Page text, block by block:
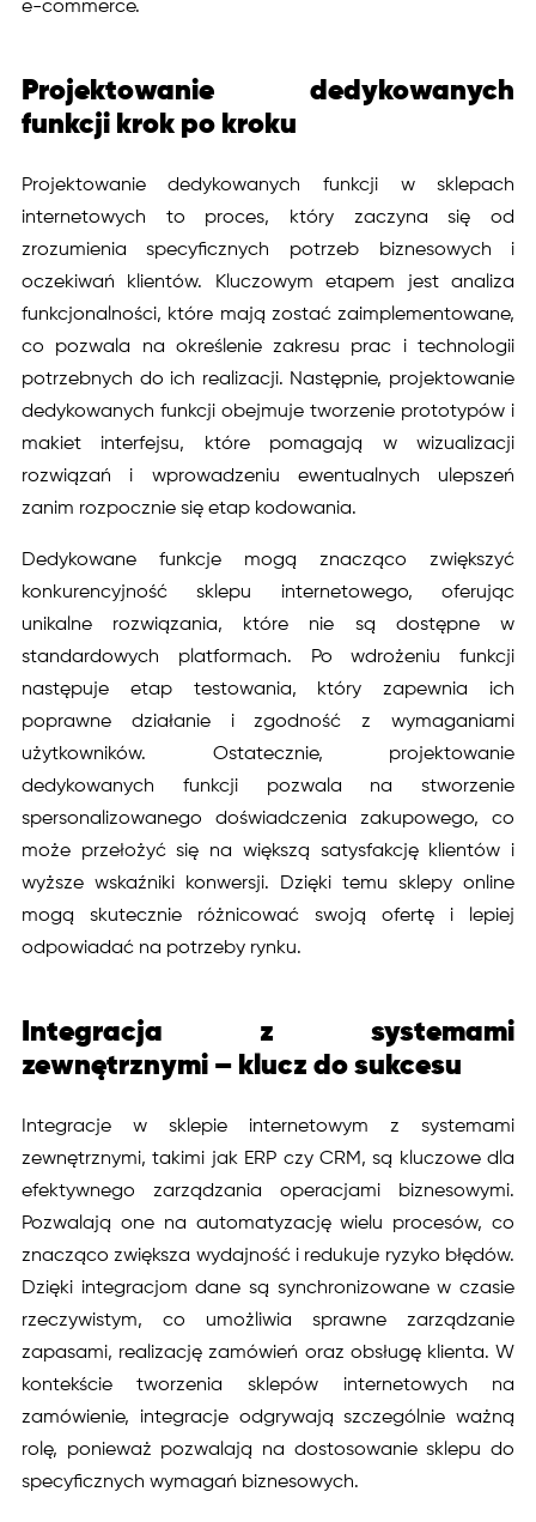
e-commerce.
Projektowanie dedykowanych
funkcji krok po kroku
Projektowanie dedykowanych funkcji w sklepach
internetowych to proces, który zaczyna się od
zrozumienia specyficznych potrzeb biznesowych i
oczekiwań klientów. Kluczowym etapem jest analiza
funkcjonalności, które mają zostać zaimplementowane,
co pozwala na określenie zakresu prac i technologii
potrzebnych do ich realizacji. Następnie, projektowanie
dedykowanych funkcji obejmuje tworzenie prototypów i
makiet interfejsu, które pomagają w wizualizacji
rozwiązań i wprowadzeniu ewentualnych ulepszeń
zanim rozpocznie się etap kodowania.
Dedykowane funkcje mogą znacząco zwiększyć
konkurencyjność sklepu internetowego, oferując
unikalne rozwiązania, które nie są dostępne w
standardowych platformach. Po wdrożeniu funkcji
następuje etap testowania, który zapewnia ich
poprawne działanie i zgodność z wymaganiami
użytkowników. Ostatecznie, projektowanie
dedykowanych funkcji pozwala na stworzenie
spersonalizowanego doświadczenia zakupowego, co
może przełożyć się na większą satysfakcję klientów i
wyższe wskaźniki konwersji. Dzięki temu sklepy online
mogą skutecznie różnicować swoją ofertę i lepiej
odpowiadać na potrzeby rynku.
Integracja z systemami
zewnętrznymi – klucz do sukcesu
Integracje w sklepie internetowym z systemami
zewnętrznymi, takimi jak ERP czy CRM, są kluczowe dla
efektywnego zarządzania operacjami biznesowymi.
Pozwalają one na automatyzację wielu procesów, co
znacząco zwiększa wydajność i redukuje ryzyko błędów.
Dzięki integracjom dane są synchronizowane w czasie
rzeczywistym, co umożliwia sprawne zarządzanie
zapasami, realizację zamówień oraz obsługę klienta. W
kontekście tworzenia sklepów internetowych na
zamówienie, integracje odgrywają szczególnie ważną
rolę, ponieważ pozwalają na dostosowanie sklepu do
specyficznych wymagań biznesowych.